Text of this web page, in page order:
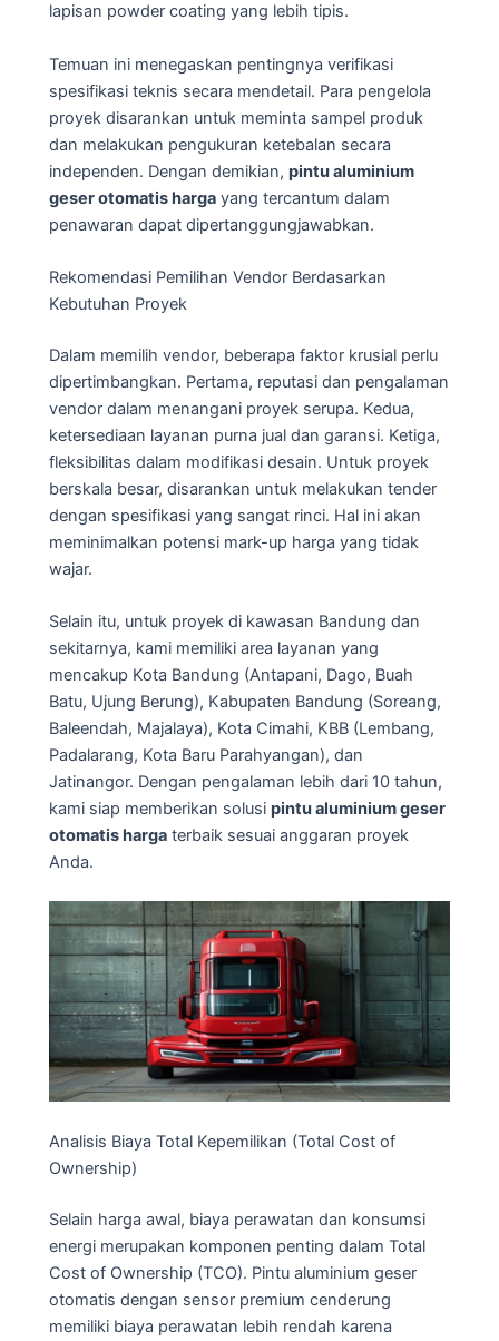
lapisan powder coating yang lebih tipis.
Temuan ini menegaskan pentingnya verifikasi
spesifikasi teknis secara mendetail. Para pengelola
proyek disarankan untuk meminta sampel produk
dan melakukan pengukuran ketebalan secara
independen. Dengan demikian, pintu aluminium
geser otomatis harga yang tercantum dalam
penawaran dapat dipertanggungjawabkan.
Rekomendasi Pemilihan Vendor Berdasarkan
Kebutuhan Proyek
Dalam memilih vendor, beberapa faktor krusial perlu
dipertimbangkan. Pertama, reputasi dan pengalaman
vendor dalam menangani proyek serupa. Kedua,
ketersediaan layanan purna jual dan garansi. Ketiga,
fleksibilitas dalam modifikasi desain. Untuk proyek
berskala besar, disarankan untuk melakukan tender
dengan spesifikasi yang sangat rinci. Hal ini akan
meminimalkan potensi mark-up harga yang tidak
wajar.
Selain itu, untuk proyek di kawasan Bandung dan
sekitarnya, kami memiliki area layanan yang
mencakup Kota Bandung (Antapani, Dago, Buah
Batu, Ujung Berung), Kabupaten Bandung (Soreang,
Baleendah, Majalaya), Kota Cimahi, KBB (Lembang,
Padalarang, Kota Baru Parahyangan), dan
Jatinangor. Dengan pengalaman lebih dari 10 tahun,
kami siap memberikan solusi pintu aluminium geser
otomatis harga terbaik sesuai anggaran proyek
Anda.
Analisis Biaya Total Kepemilikan (Total Cost of
Ownership)
Selain harga awal, biaya perawatan dan konsumsi
energi merupakan komponen penting dalam Total
Cost of Ownership (TCO). Pintu aluminium geser
otomatis dengan sensor premium cenderung
memiliki biaya perawatan lebih rendah karena